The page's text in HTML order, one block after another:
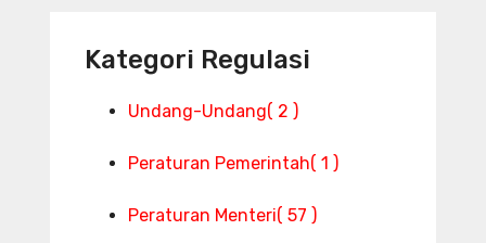
Kategori Regulasi
Undang-Undang( 2 )
Peraturan Pemerintah( 1 )
Peraturan Menteri( 57 )